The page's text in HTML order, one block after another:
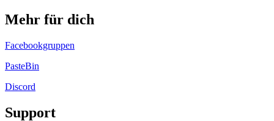
Mehr für dich
Facebookgruppen
PasteBin
Discord
Support